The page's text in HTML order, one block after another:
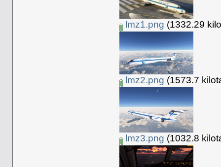
lmz1.png (1332.29
lmz2.png (1573.7
lmz3.png (1032.8